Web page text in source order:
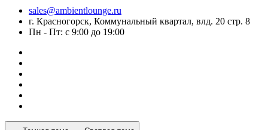
sales@ambientlounge.ru
г. Красногорск, Коммунальный квартал, влд. 20 стр. 8
Пн - Пт: с 9:00 до 19:00